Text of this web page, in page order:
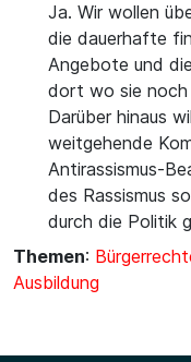
Ja. Wir wollen
die dauerhafte
Angebote und
dort wo sie noch
Darüber hinaus
weitgehende
Antirassismus-
des Rassismus
durch die Politik
Themen:
Ausbildung